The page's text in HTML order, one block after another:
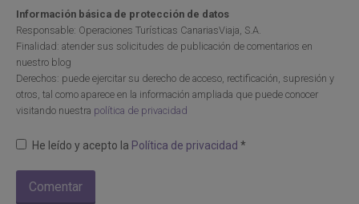
Información básica de protección de datos
Responsable: Operaciones Turísticas CanariasViaja, S.A.
Finalidad: atender sus solicitudes de publicación de comentarios en
nuestro blog
Derechos: puede ejercitar su derecho de acceso, rectificación, supresión y
otros, tal como aparece en la información ampliada que puede conocer
visitando nuestra política de privacidad
He leído y acepto la Política de privacidad *